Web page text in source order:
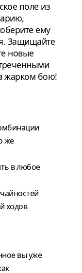
поле из
ему
Защищайте
новые
жарком бою!
же
в любое
ходов
вы уже